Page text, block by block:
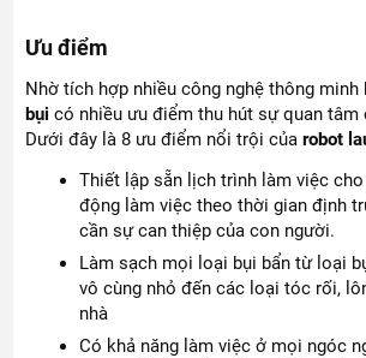
Ưu điểm
Nhờ tích hợp nhiều công nghệ thông minh
bụi có nhiều ưu điểm thu hút sự quan tâm
Dưới đây là 8 ưu điểm nổi trội củarobot
Thiết lập sẵn lịch trình làm việc
động làm việc theo thời gian định
cần sự can thiệp của con người.
Làm sạch mọi loại bụi bẩn từ loại
vô cùng nhỏ đến các loại tóc rối,
nhà
Có khả năng làm việc ở mọi ngóc